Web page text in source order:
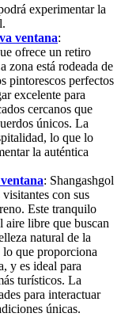
experimentar la
ventana:
ofrece un retiro
está rodeada de
pintorescos perfectos
excelente para
cercanos que
únicos. La
lo que lo
la auténtica
: Shangashgol
con sus
Este tranquilo
aire libre que buscan
natural de la
lo que proporciona
y es ideal para
turísticos. La
para interactuar
únicas.